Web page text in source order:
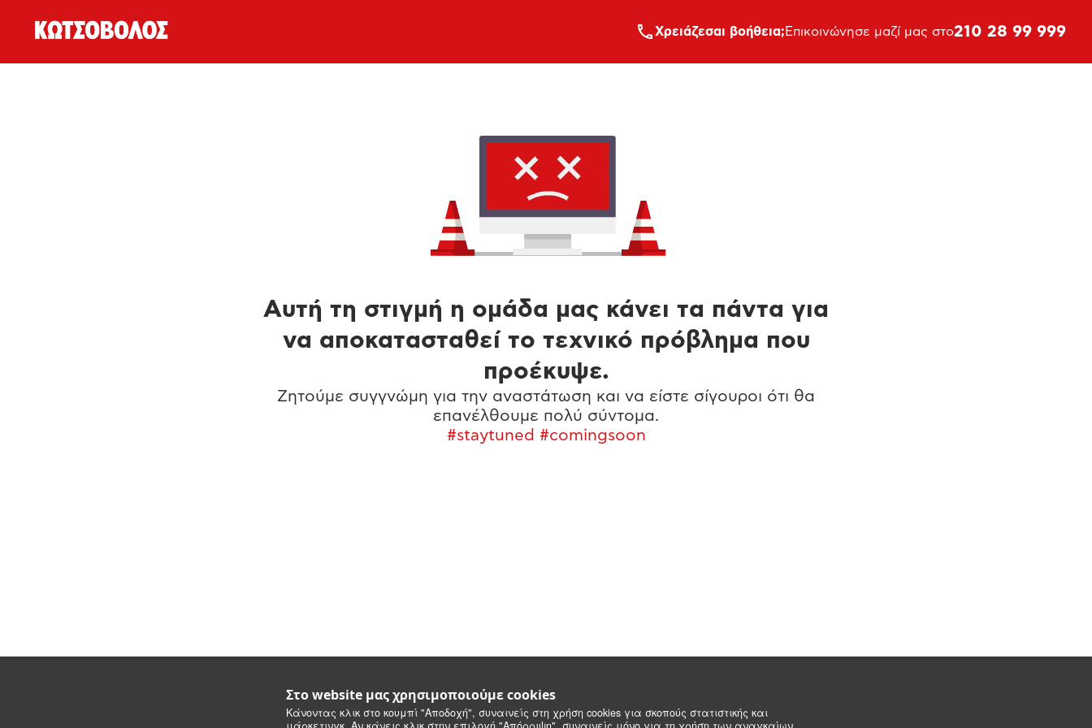
Στο website μας χρησιμοποιούμε cookies
Κάνοντας κλικ στο κουμπί "Αποδοχή", συναινείς στη χρήση cookies για σκοπούς στατιστικής και
Xρειάζεσαι βοήθεια; Επικοινώνησε μαζί μας στο210 28 99 999
Αυτή τη στιγμή η ομάδα μας κάνει τα πάντα για
να αποκατασταθεί το τεχνικό πρόβλημα που
προέκυψε.
Ζητούμε συγγνώμη για την αναστάτωση και να είστε σίγουροι ότι θα
επανέλθουμε πολύ σύντομα.
#staytuned #comingsoon